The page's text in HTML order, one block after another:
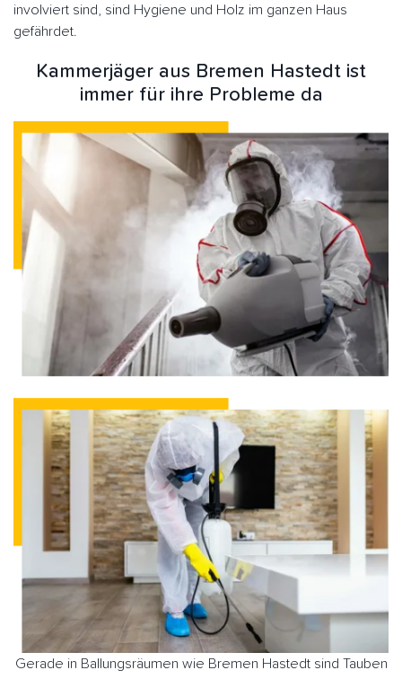
involviert sind, sind Hygiene und Holz im ganzen Haus
gefährdet.
Kammerjäger aus Bremen Hastedt ist
immer für ihre Probleme da
Gerade in Ballungsräumen wie Bremen Hastedt sind Tauben